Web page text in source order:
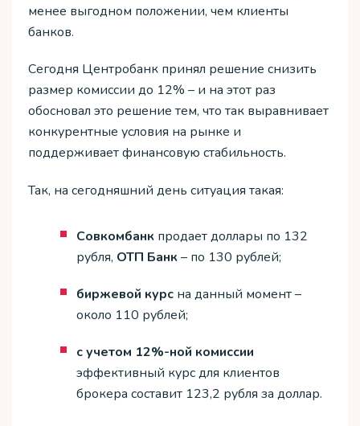
менее выгодном положении, чем клиенты
банков.
Сегодня Центробанк принял решение снизить
размер комиссии до 12% – и на этот раз
обосновал это решение тем, что так выравнивает
конкурентные условия на рынке и
поддерживает финансовую стабильность.
Так, на сегодняшний день ситуация такая:
Совкомбанк продает доллары по 132
рубля, ОТП Банк– по 130 рублей;
биржевой курс на данный момент –
около 110 рублей;
с учетом 12%-ной комиссии
эффективный курс для клиентов
брокера составит 123,2 рубля за доллар.